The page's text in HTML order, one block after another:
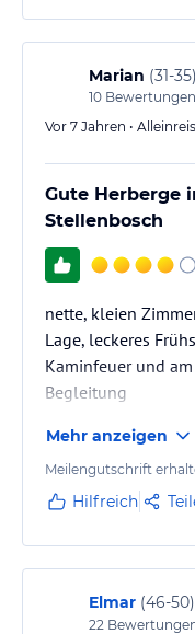
Marian (31-35)
10 Bewertungen
Vor 7 Jahren •
Gute Herberge
Stellenbosch
nette, kleien
Lage, leckeres
Kaminfeuer und
Begleitung
Mehr anzeigen
Meilengutschrift
Hilfreich
Elmar (46-50)
22